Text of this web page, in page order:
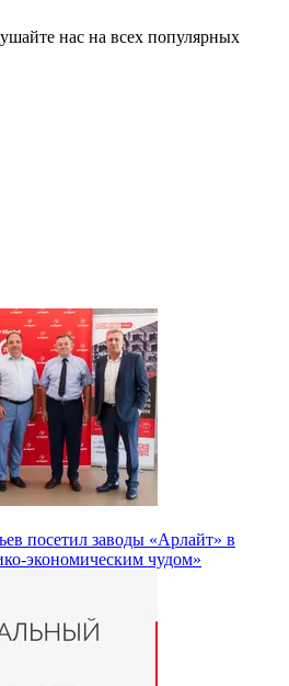
нас на всех популярных
посетил заводы «Арлайт» в
экономическим чудом»